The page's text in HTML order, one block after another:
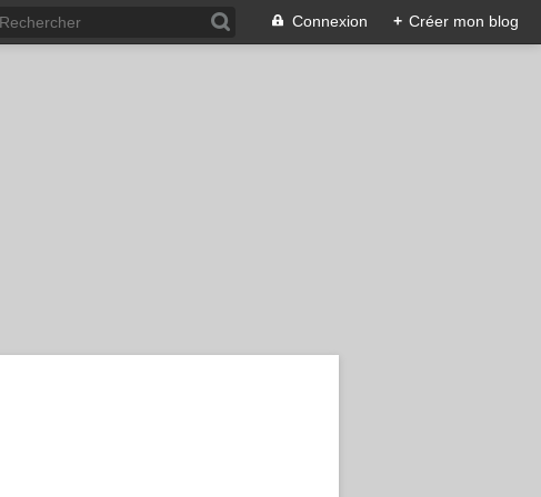
Connexion + Créer mon blog